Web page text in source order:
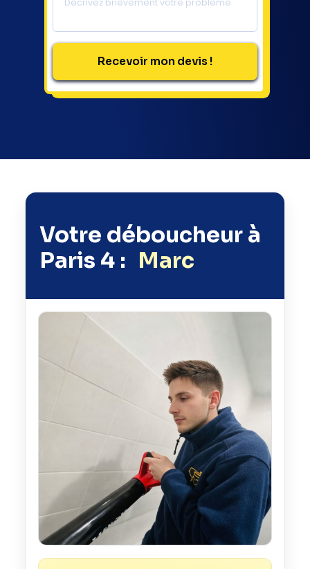
Votre déboucheur à
Paris 4 : Marc